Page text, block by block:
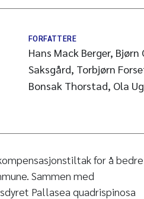
FORFATTERE
Hans Mack Berger, Bjørn
Saksgård, Torbjørn
Bonsak Thorstad, Ola
for å bedre
Sammen med
Pallasea quadrispinosa